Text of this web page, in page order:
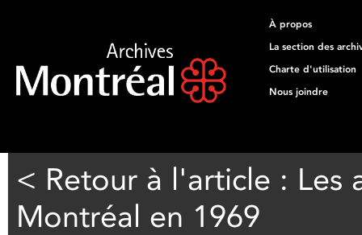
À propos
La section des
Charte d'utilisation
Nous joindre
< Retour à l'article : Les
Montréal en 1969